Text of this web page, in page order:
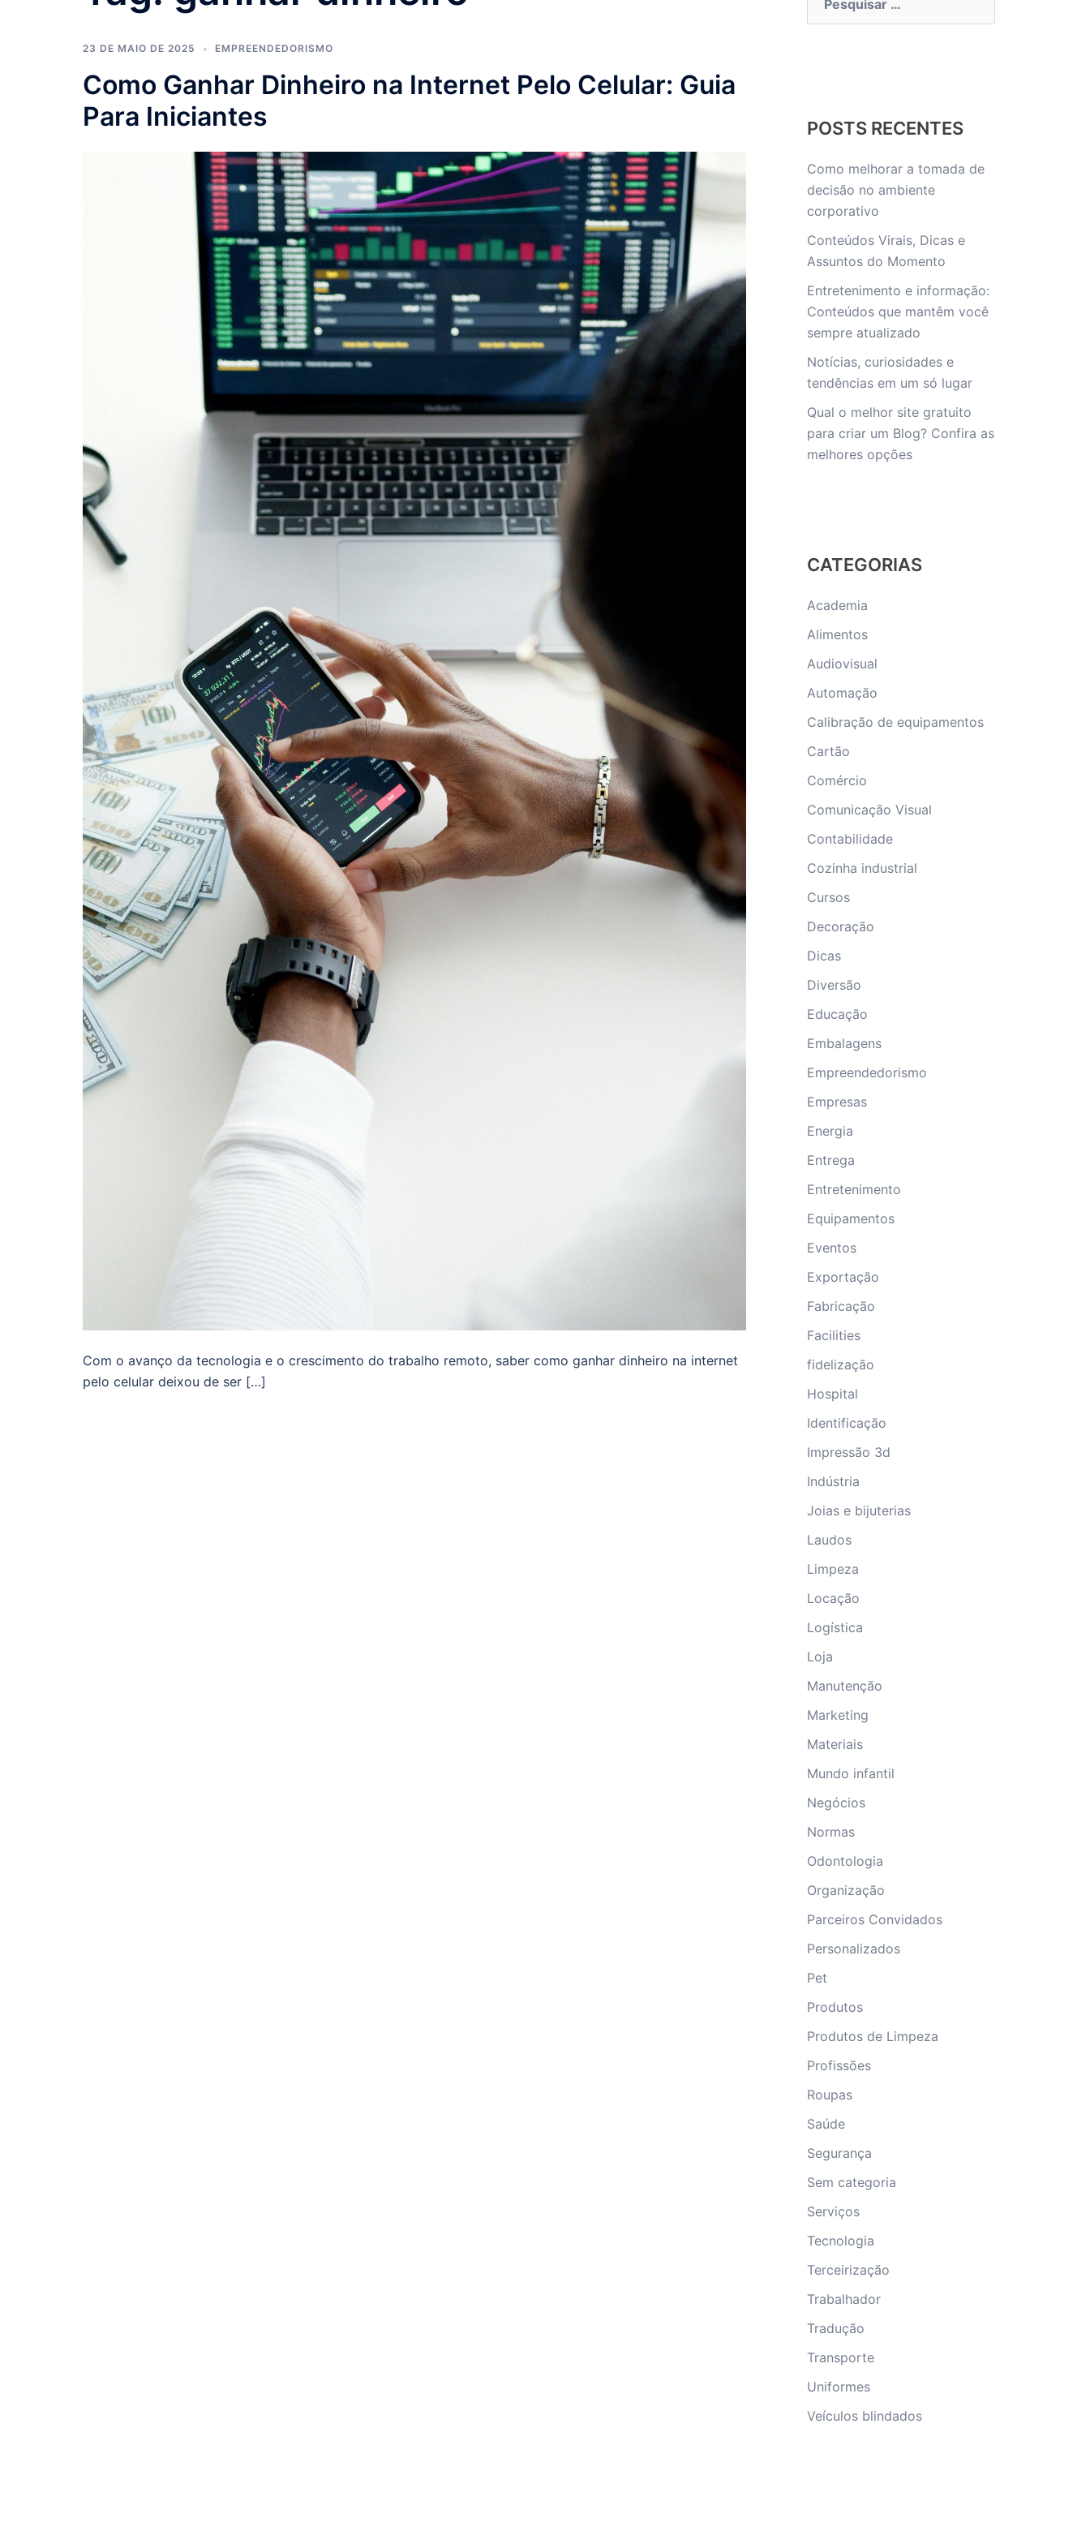
23 DE MAIO DE 2025 EMPREENDEDORISMO
Como Ganhar Dinheiro na Internet Pelo Celular: Guia
Para Iniciantes
Com o avanço da tecnologia e o crescimento do trabalho remoto, saber como ganhar dinheiro na internet
pelo celular deixou de ser […]
POSTS RECENTES
Como melhorar a tomada de
decisão no ambiente
corporativo
Conteúdos Virais, Dicas e
Assuntos do Momento
Entretenimento e informação:
Conteúdos que mantêm você
sempre atualizado
Notícias, curiosidades e
tendências em um só lugar
Qual o melhor site gratuito
para criar um Blog? Confira as
melhores opções
CATEGORIAS
Academia
Alimentos
Audiovisual
Automação
Calibração de equipamentos
Cartão
Comércio
Comunicação Visual
Contabilidade
Cozinha industrial
Cursos
Decoração
Dicas
Diversão
Educação
Embalagens
Empreendedorismo
Empresas
Energia
Entrega
Entretenimento
Equipamentos
Eventos
Exportação
Fabricação
Facilities
fidelização
Hospital
Identificação
Impressão 3d
Indústria
Joias e bijuterias
Laudos
Limpeza
Locação
Logística
Loja
Manutenção
Marketing
Materiais
Mundo infantil
Negócios
Normas
Odontologia
Organização
Parceiros Convidados
Personalizados
Pet
Produtos
Produtos de Limpeza
Profissões
Roupas
Saúde
Segurança
Sem categoria
Serviços
Tecnologia
Terceirização
Trabalhador
Tradução
Transporte
Uniformes
Veículos blindados